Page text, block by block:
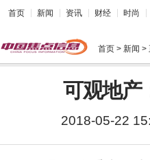
首页 新闻 资讯 财经 时尚
首页 > 新闻 >
可观地产
2018-05-22